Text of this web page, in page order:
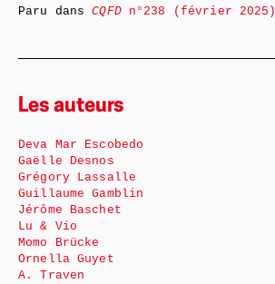
Paru dansCQFDn°238 (février 2025)
Les auteurs
Deva Mar Escobedo
Gaëlle Desnos
Grégory Lassalle
Guillaume Gamblin
Jérôme Baschet
Lu & Vio
Momo Brücke
Ornella Guyet
A. Traven